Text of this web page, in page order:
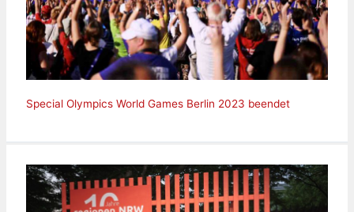
Special Olympics World Games Berlin 2023 beendet